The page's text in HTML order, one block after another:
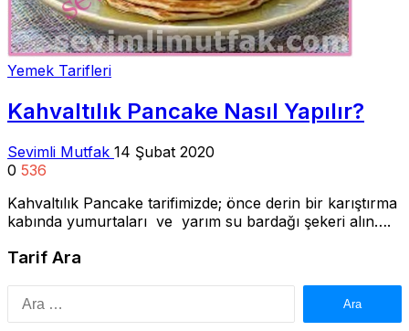
Yemek Tarifleri
Kahvaltılık Pancake Nasıl Yapılır?
Sevimli Mutfak 14 Şubat 2020
0 536
Kahvaltılık Pancake tarifimizde; önce derin bir karıştırma
kabında yumurtaları ve yarım su bardağı şekeri alın….
Tarif Ara